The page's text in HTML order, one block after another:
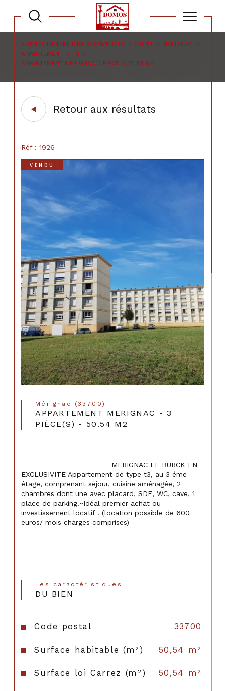
AGENCE IMMOBILIÈRE PAREMPUYRE VENTE
MERIGNAC
APPARTEMENT
T3
APPARTEMENT MERIGNAC 3 PIECE S 50 54 M2
Retour aux résultats
Réf : 1926
VENDU
Mérignac (33700)
APPARTEMENT MERIGNAC - 3
PIÈCE(S) - 50.54 M2
EXCLUSIVITE Appartement de type t3, au 3 éme
étage, comprenant séjour, cuisine aménagée, 2
chambres dont une avec placard, SDE, WC, cave, 1
place de parking.~Idéal premier achat ou
investissement locatif ! (location possible de 600
euros/ mois charges comprises)
Les caractéristiques
DU BIEN
Code postal 33700
Surface habitable (m²) 50,54 m²
Surface loi Carrez (m²) 50,54 m²